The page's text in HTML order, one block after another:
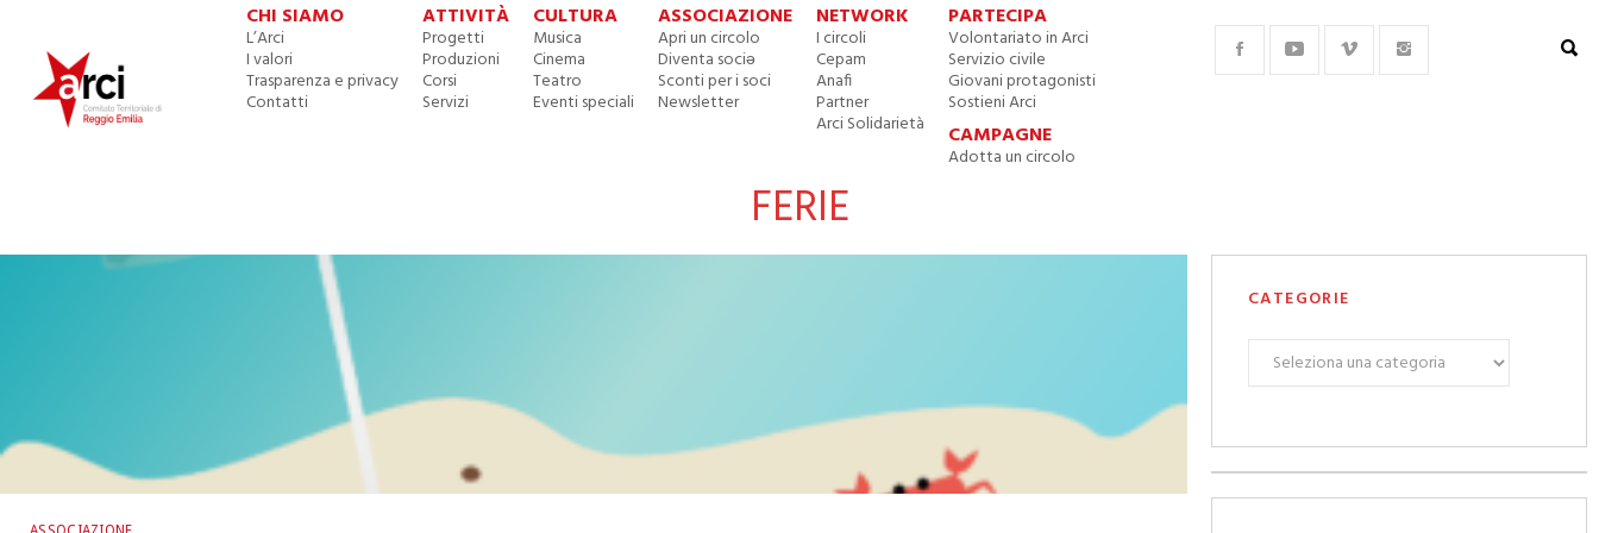
CHI SIAMO
L’Arci
I valori
Trasparenza e privacy
Contatti
ATTIVITÀ
Progetti
Produzioni
Corsi
Servizi
CULTURA
Musica
Cinema
Teatro
Eventi speciali
ASSOCIAZIONE
Apri un circolo
Diventa sociə
Sconti per i soci
Newsletter
NETWORK
I circoli
Cepam
Anafi
Partner
Arci Solidarietà
PARTECIPA
Volontariato in Arci
Servizio civile
Giovani protagonisti
Sostieni Arci
CAMPAGNE
Adotta un circolo
FERIE
CATEGORIE
CATEGORIE